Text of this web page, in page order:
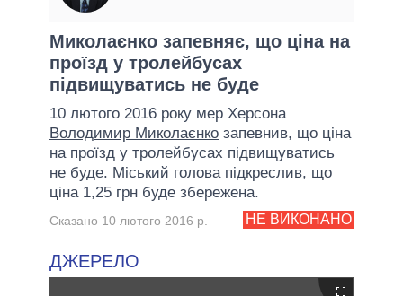
ОГЛЯДИ
ДАЙДЖЕСТИ
ПРЕЗИДЕНТ І ОФІС
ВЕРХОВНА РАДА
КАБІНЕТ МІНІСТРІВ
ГОЛОВИ ОБЛАДМІНІСТРАЦІЙ
МЕРИ МІСТ
ВСІ ПЕРСОНИ
ПІДТРИМАТИ
Миколаєнко запевняє, що ціна на
проїзд у тролейбусах
підвищуватись не буде
10 лютого 2016 року мер Херсона
Володимир Миколаєнко запевнив, що ціна
на проїзд у тролейбусах підвищуватись
не буде. Міський голова підкреслив, що
ціна 1,25 грн буде збережена.
НЕ ВИКОНАНО
Сказано 10 лютого 2016 р.
ДЖЕРЕЛО